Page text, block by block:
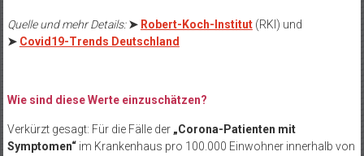
Quelle und mehr Details:➤ Robert-Koch-Institut(RKI) und
➤ Covid19-Trends Deutschland
Wie sind diese Werte einzuschätzen?
Verkürzt gesagt: Für die Fälle der „Corona-Patienten mit
Symptomen“im Krankenhaus pro 100.000 Einwohner innerhalb von